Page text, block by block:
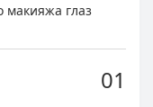
макияжа глаз
01